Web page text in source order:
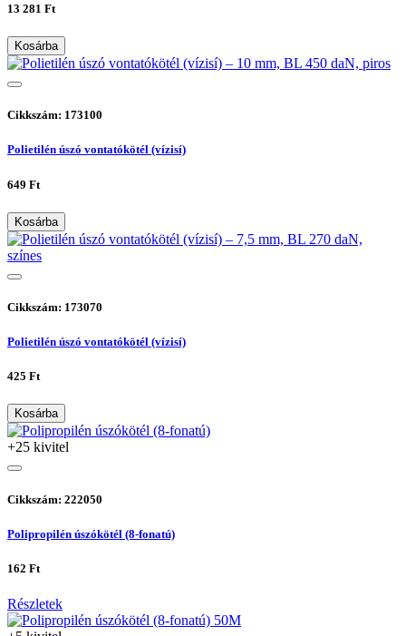
13 281 Ft
Kosárba
Cikkszám: 173100
Polietilén úszó vontatókötél (vízisí)
649 Ft
Kosárba
Cikkszám: 173070
Polietilén úszó vontatókötél (vízisí)
425 Ft
Kosárba
+25 kivitel
Cikkszám: 222050
Polipropilén úszókötél (8-fonatú)
162 Ft
Részletek